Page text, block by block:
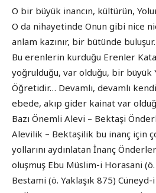
O bir büyük inancın, kültürün,
O da nihayetinde Onun gibi nice
anlam kazınır, bir bütünde
Bu erenlerin kurduğu Erenler
yoğrulduğu, var olduğu, bir büyük
Öğretidir… Devamlı, devamlı
ebede, akıp gider kainat var
Bazı Önemli Alevi – Bektaşi
Alevilik – Bektaşilik bu inanç için
yollarını aydınlatan İnanç
oluşmuş Ebu Müslim-i Horasani (ö.
Bestami (ö. Yaklaşık 875)